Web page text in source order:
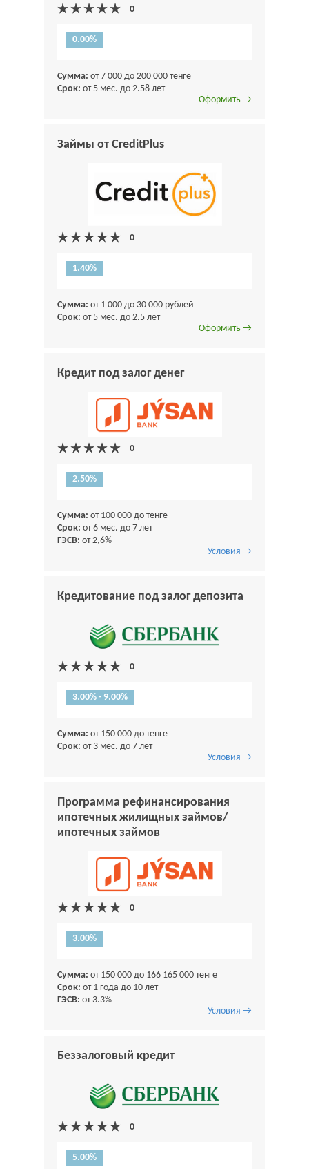
0.00%
Сумма: от 7 000 до 200 000 тенге
Срок: от 5 мес. до 2.58 лет
Оформить →
Займы от CreditPlus
1.40%
Сумма: от 1 000 до 30 000 рублей
Срок: от 5 мес. до 2.5 лет
Оформить →
Кредит под залог денег
2.50%
Сумма: от 100 000 до тенге
Срок: от 6 мес. до 7 лет
ГЭСВ: от 2,6%
Условия →
Кредитование под залог депозита
3.00% - 9.00%
Сумма: от 150 000 до тенге
Срок: от 3 мес. до 7 лет
Условия →
Программа рефинансирования
ипотечных жилищных займов/
ипотечных займов
3.00%
Сумма: от 150 000 до 166 165 000 тенге
Срок: от 1 года до 10 лет
ГЭСВ: от 3.3%
Условия →
Беззалоговый кредит
5.00%